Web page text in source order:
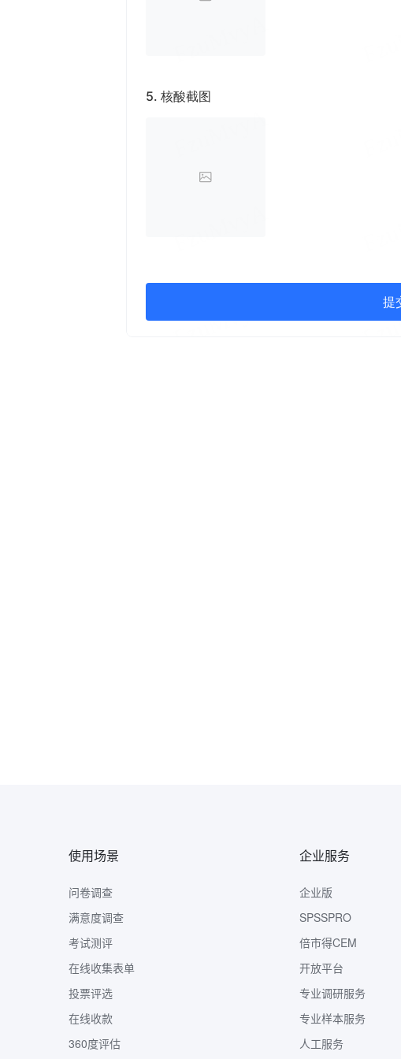
使用场景
问卷调查
满意度调查
考试测评
在线收集表单
投票评选
在线收款
360度评估
企业服务
企业版
SPSSPRO
倍市得CEM
开放平台
专业调研服务
专业样本服务
人工服务